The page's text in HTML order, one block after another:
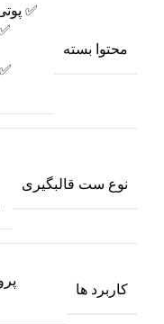
محتوا بسته
✅ پوتی قوطی 900
نوع ست قالبگیری
کاربرد ها